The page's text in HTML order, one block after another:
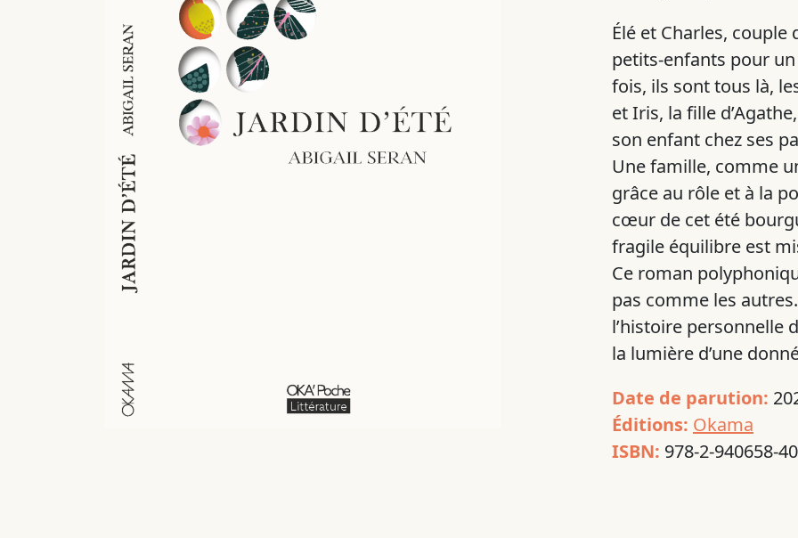
Élé et Charles, couple
petits-enfants pour un
fois, ils sont tous là,
et Iris, la fille
son enfant chez ses
Une famille, comme
grâce au rôle et à la
cœur de cet été
fragile équilibre est
Ce roman
pas comme les
l’histoire personnelle
la lumière d’une
Date de parution:
Éditions: Okama
ISBN: 978-2-940658-